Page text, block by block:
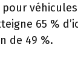
65 %
de 49 %.